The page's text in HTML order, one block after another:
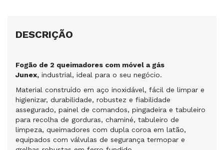
DESCRIÇÃO
Fogão de 2 queimadores com móvel a gás
Junex, industrial, ideal para o seu negócio.
Material construído em aço inoxidável, fácil de limpar e
higienizar, durabilidade, robustez e fiabilidade
assegurado, painel de comandos, pingadeira e tabuleiro
para recolha de gorduras, chaminé, tabuleiro de
limpeza, queimadores com dupla coroa em latão,
equipados com válvulas de segurança termopar e